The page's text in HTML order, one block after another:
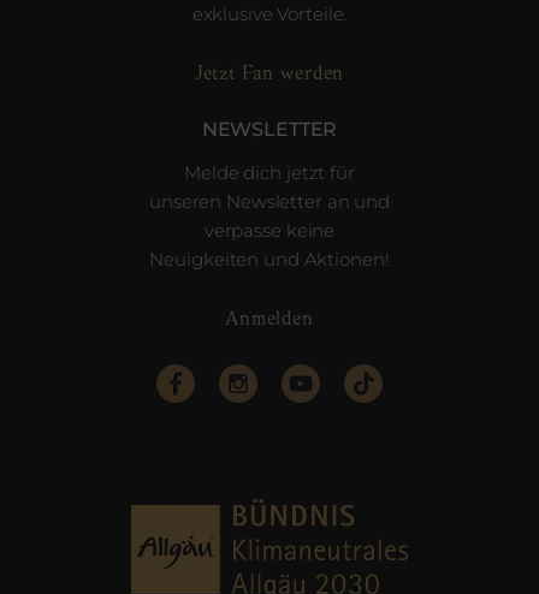
exklusive Vorteile.
Jetzt Fan werden
NEWSLETTER
Melde dich jetzt für
unseren Newsletter an und
verpasse keine
Neuigkeiten und Aktionen!
Anmelden